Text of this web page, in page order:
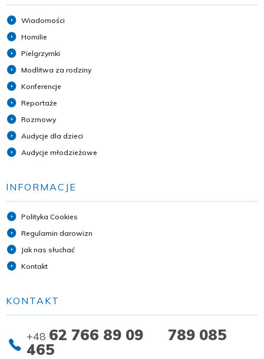
Wiadomości
Homilie
Pielgrzymki
Modlitwa za rodziny
Konferencje
Reportaże
Rozmowy
Audycje dla dzieci
Audycje młodzieżowe
INFORMACJE
Polityka Cookies
Regulamin darowizn
Jak nas słuchać
Kontakt
KONTAKT
+48 62 766 89 09 789 085
465